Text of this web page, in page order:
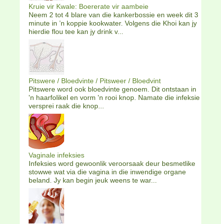
Kruie vir Kwale: Boererate vir aambeie
Neem 2 tot 4 blare van die kankerbossie en week dit 3
minute in ’n koppie kookwater. Volgens die Khoi kan jy
hierdie flou tee kan jy drink v...
Pitswere / Bloedvinte / Pitsweer / Bloedvint
Pitswere word ook bloedvinte genoem. Dit ontstaan in
'n haarfolikel en vorm 'n rooi knop. Namate die infeksie
versprei raak die knop...
Vaginale infeksies
Infeksies word gewoonlik veroorsaak deur besmetlike
stowwe wat via die vagina in die inwendige organe
beland. Jy kan begin jeuk weens te war...